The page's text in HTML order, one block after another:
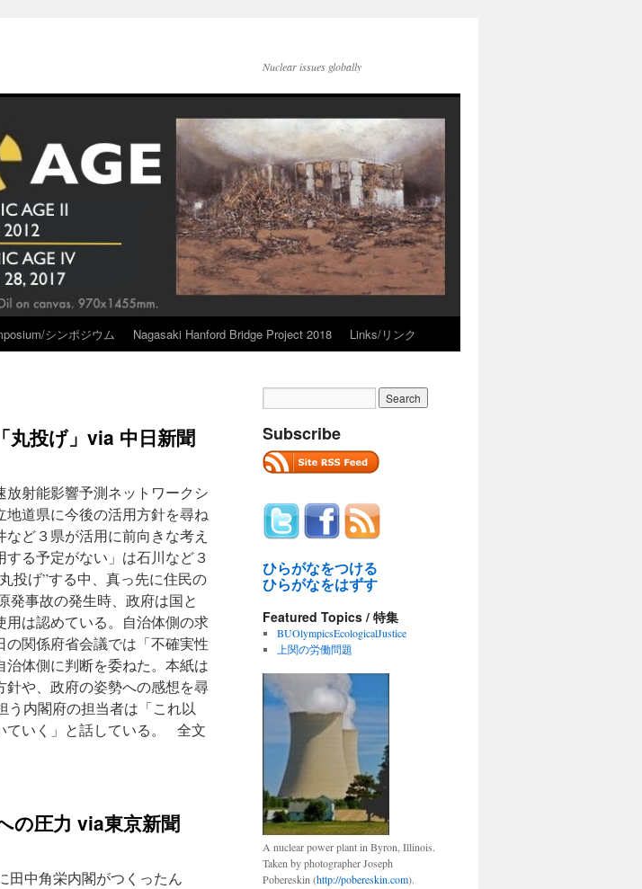
Nuclear issues globally
シンポジウム Nagasaki Hanford Bridge Project 2018 Links/リンク
丸投げ」via 中日新聞
射能影響予測ネットワークシ
道県に今後の活用方針を尋ね
ど３県が活用に前向きな考え
る予定がない」は石川など３
投げ”する中、真っ先に住民の
発事故の発生時、政府は国と
用は認めている。自治体側の求
関係府省会議では「不確実性
体側に判断を委ねた。本紙は
や、政府の姿勢への感想を尋
内閣府の担当者は「これ以
ていく」と話している。 全文
圧力 via東京新聞
中角栄内閣がつくったん
Subscribe
ひらがなをつける
ひらがなをはずす
Featured Topics / 特集
BUOlympicsEcologicalJustice
上関の労働問題
A nuclear power plant in Byron, Illinois.
Taken by photographer Joseph
Pobereskin (http://pobereskin.com).